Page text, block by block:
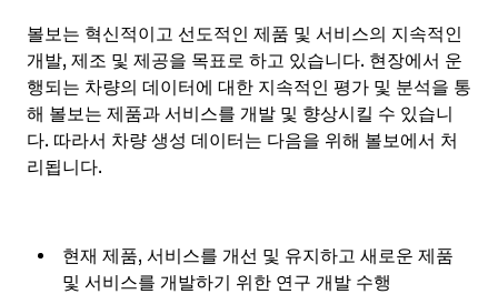
볼보는 혁신적이고 선도적인 제품 및 서비스의 지속적인
개발, 제조 및 제공을 목표로 하고 있습니다. 현장에서 운
행되는 차량의 데이터에 대한 지속적인 평가 및 분석을 통
해 볼보는 제품과 서비스를 개발 및 향상시킬 수 있습니
다. 따라서 차량 생성 데이터는 다음을 위해 볼보에서 처
리됩니다.
현재 제품, 서비스를 개선 및 유지하고 새로운 제품
및 서비스를 개발하기 위한 연구 개발 수행